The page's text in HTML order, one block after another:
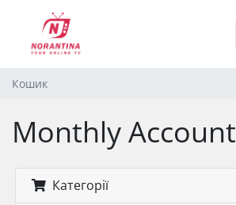
Кошик
Monthly Account
Категорії